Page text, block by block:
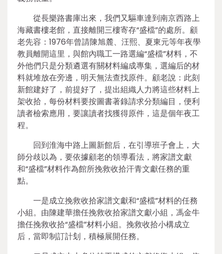
從長樂路書庫出來，我們又驅車達到南京西路上
海藏書樓老館，直接離開三樓寄存“盛檔”的處所。顧
老先容：1976年曾請陳旭麓、汪熙、夏東元等年夜學
教員離開這里，與館內職工一路選編“盛檔”材料，不
外他們只是分類遴選有關材料編成專集，選編后的材
料就堆放在旁邊，明天無法查找原件。顧老說：此刻
新館建好了，前提好了，提出組織人力將這些材料上
架收拾，每份材料要按圖書著錄請求分類編目，便利
讀者檢索應用，要讓讀者找獲得原件，這是個年夜工
程。
回到淮海中路上圖新館后，在引導班子會上，大
師分歧以為，要依據顧老的領導看法，將家譜文獻
和“盛檔”材料作為館所挽救收拾汗青文獻任務的重
點。
一是成立挽救收拾家譜文獻和“盛檔”材料的任務
小組。由陳建華擔任挽救收拾家譜文獻小組，馮金牛
擔任挽救收拾“盛檔”材料小組。挽救收拾小構成立
后，當即制訂計刬，積極展開任務。